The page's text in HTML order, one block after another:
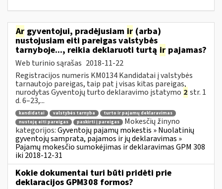
Ar gyventojui, pradėjusiam ir (arba)
nustojusiam eiti pareigas valstybės
tarnyboje..., reikia deklaruoti turtą ir pajamas?
Web turinio sąrašas 2018-11-22
Registracijos numeris KM0134 Kandidatai į valstybės
tarnautojo pareigas, taip pat į visas kitas pareigas,
nurodytas Gyventojų turto deklaravimo įstatymo 2 str. 1
d. 6–23,...
kandidatai valstybės tarnyba
turto ir pajamų deklaravimas
nustoję eiti pareigas
paskirti į pareigas
Mokesčių žinyno
kategorijos:Gyventojų pajamų mokestis » Nuolatinių
gyventojų samprata, pajamos ir jų deklaravimas »
Pajamų mokesčio sumokėjimas ir deklaravimas GPM 308
iki 2018-12-31
Kokie dokumentai turi būti pridėti prie
deklaracijos GPM308 formos?